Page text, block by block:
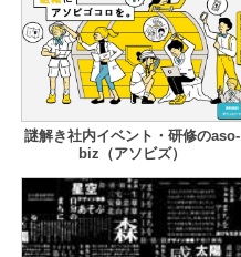
謎解き社内イベント・研修のaso-
biz（アソビズ）